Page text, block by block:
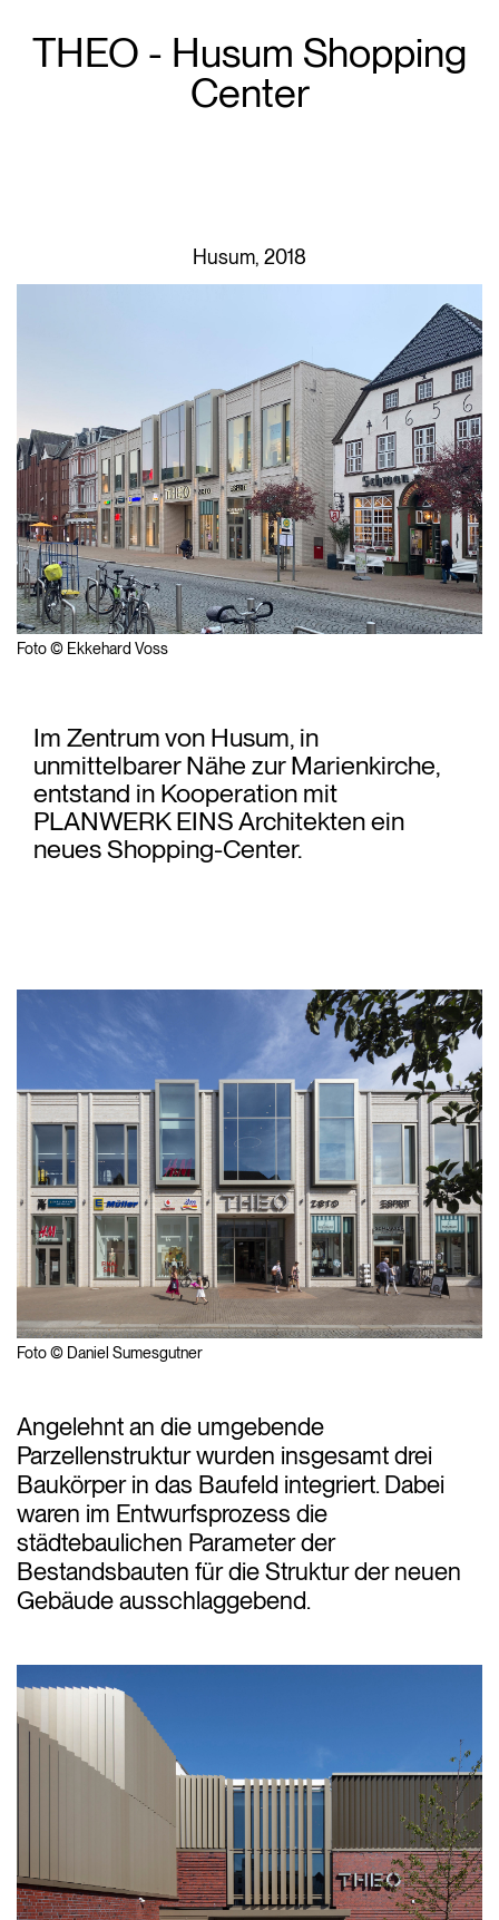
THEO - Husum Shopping
Center
Husum, 2018
Foto © Ekkehard Voss
Im Zentrum von Husum, in
unmittelbarer Nähe zur Marienkirche,
entstand in Kooperation mit
PLANWERK EINS Architekten ein
neues Shopping-Center.
Foto © Daniel Sumesgutner
Angelehnt an die umgebende
Parzellenstruktur wurden insgesamt drei
Baukörper in das Baufeld integriert. Dabei
waren im Entwurfsprozess die
städtebaulichen Parameter der
Bestandsbauten für die Struktur der neuen
Gebäude ausschlaggebend.